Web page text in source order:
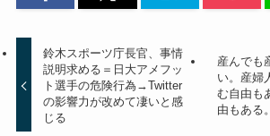
鈴木スポーツ庁長官、事情
説明求める＝日大アメフッ
ト選手の危険行為→Twitter
の影響力が改めて凄いと感
じる
産んでも
い。産婦
む自由も
由もある。